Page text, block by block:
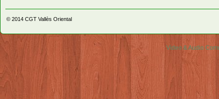
© 2014 CGT Vallès Oriental
Video & Audio